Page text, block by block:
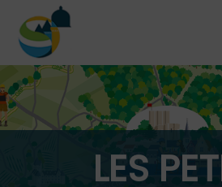
LES